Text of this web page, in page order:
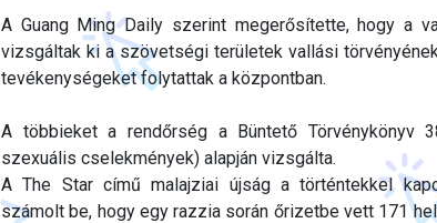
A Guang Ming Daily szerint megerősítette, hogy a
vizsgáltak ki a szövetségi területek vallási
tevékenységeket folytattak a központban.
A többieket a rendőrség a Büntető Törvénykönyv
szexuális cselekmények) alapján vizsgálta.
A The Star című malajziai újság a történtekkel
számolt be, hogy egy razzia során őrizetbe vett 171